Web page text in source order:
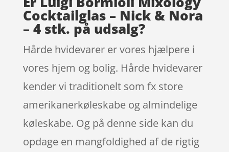
Cocktailglas – Nick & Nora
– 4 stk. på udsalg?
Hårde hvidevarer er vores hjælpere i
vores hjem og bolig. Hårde hvidevarer
kender vi traditionelt som fx store
amerikanerkøleskabe og almindelige
køleskabe. Og på denne side kan du
opdage en mangfoldighed af de rigtig